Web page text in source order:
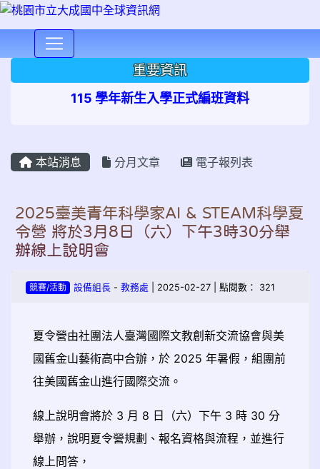
重要資訊
115 學年新生入學正式編班資料
本站消息 分月文章 電子報列表
2025臺美青年科學家AI & STEAM科學夏
令營 將於3月8日（六）下午3時30分舉
辦線上說明會
競賽/活動 設備組長- 教務處 | 2025-02-27 | 點閱數： 321
夏令營由社團法人臺灣國際文教創新交流協會與美
國舊金山藝術高中合辦，於 2025 年暑假，組團前
往美國舊金山進行國際交流。
線上說明會將於 3 月 8 日（六）下午 3 時 30 分
舉辦，說明夏令營規劃、報名資格與流程，並進行
線上問答，